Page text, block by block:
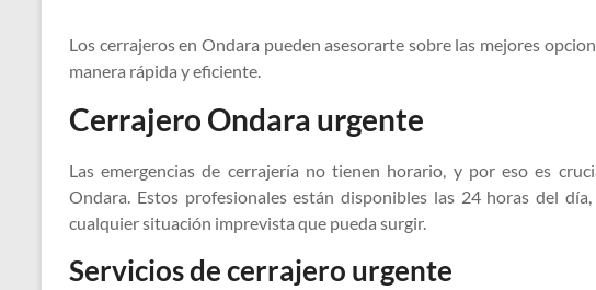
Los cerrajeros en Ondara pueden asesorarte sobre las mejores
manera rápida y eficiente.
Cerrajero Ondara urgente
Las emergencias de cerrajería no tienen horario, y por eso es
Ondara. Estos profesionales están disponibles las 24 horas del
cualquier situación imprevista que pueda surgir.
Servicios de cerrajero urgente